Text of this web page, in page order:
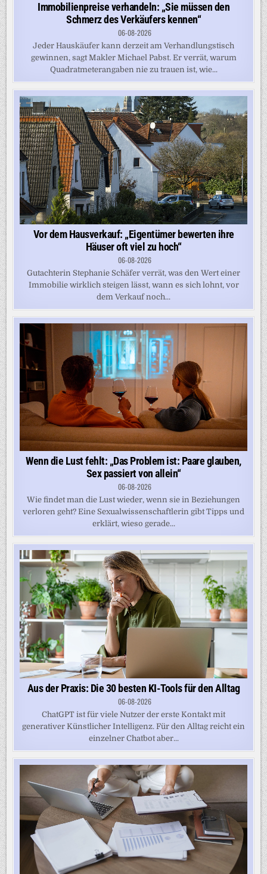
Immobilienpreise verhandeln: „Sie müssen den
Schmerz des Verkäufers kennen“
06-08-2026
Jeder Hauskäufer kann derzeit am Verhandlungstisch
gewinnen, sagt Makler Michael Pabst. Er verrät, warum
Quadratmeterangaben nie zu trauen ist, wie...
Vor dem Hausverkauf: „Eigentümer bewerten ihre
Häuser oft viel zu hoch“
06-08-2026
Gutachterin Stephanie Schäfer verrät, was den Wert einer
Immobilie wirklich steigen lässt, wann es sich lohnt, vor
dem Verkauf noch...
Wenn die Lust fehlt: „Das Problem ist: Paare glauben,
Sex passiert von allein“
06-08-2026
Wie findet man die Lust wieder, wenn sie in Beziehungen
verloren geht? Eine Sexualwissenschaftlerin gibt Tipps und
erklärt, wieso gerade...
Aus der Praxis: Die 30 besten KI-Tools für den Alltag
06-08-2026
ChatGPT ist für viele Nutzer der erste Kontakt mit
generativer Künstlicher Intelligenz. Für den Alltag reicht ein
einzelner Chatbot aber...